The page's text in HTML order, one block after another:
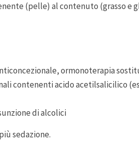
(pelle) al contenuto (grasso e
ormonoterapia
contenenti acido acetilsalicilico
di alcolici
sedazione.